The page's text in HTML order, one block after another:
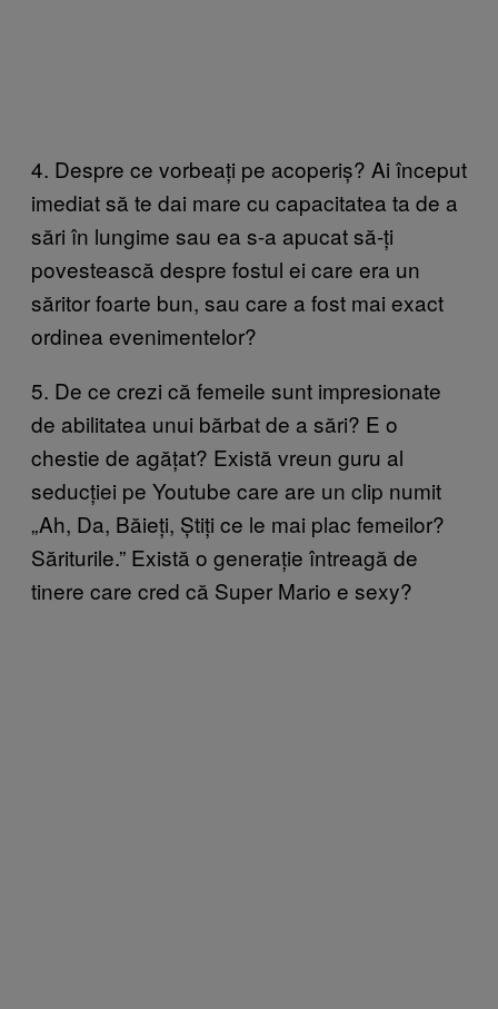
4. Despre ce vorbeați pe acoperiș? Ai început
imediat să te dai mare cu capacitatea ta de a
sări în lungime sau ea s-a apucat să-ți
povestească despre fostul ei care era un
săritor foarte bun, sau care a fost mai exact
ordinea evenimentelor?
5. De ce crezi că femeile sunt impresionate
de abilitatea unui bărbat de a sări? E o
chestie de agățat? Există vreun guru al
seducției pe Youtube care are un clip numit
„Ah, Da, Băieți, Știți ce le mai plac femeilor?
Săriturile.” Există o generație întreagă de
tinere care cred că Super Mario e sexy?